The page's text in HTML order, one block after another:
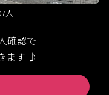
人
確認で
ます ♪